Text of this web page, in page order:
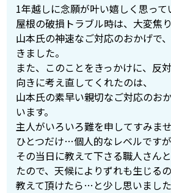
1年越しに念願が叶い嬉しく思って
屋根の破損トラブル時は、大変焦
山本氏の神速なご対応のおかげで
きました。
また、このことをきっかけに、反
向きに考え直してくれたのは、
山本氏の素早い親切なご対応のお
います。
主人がいろいろ難を申してすみませ
ひとつだけ…個人的なレベルです
その当日に教えて下さる職人さん
たので、天候によりずれも生じる
教えて頂けたら…と少し思いました